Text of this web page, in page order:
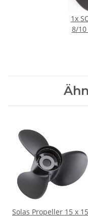
1x
8/10
Solas Propeller 15 x 15